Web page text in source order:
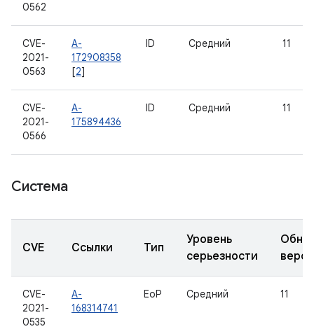
0562
CVE-
2021-
0563
A-
172908358
[2]
ID Средний 11
CVE-
2021-
0566
A-
175894436
ID Средний 11
Система
CVE Ссылки Тип
Уровень
серьезности
CVE-
2021-
0535
A-
168314741
EoP Средний 11